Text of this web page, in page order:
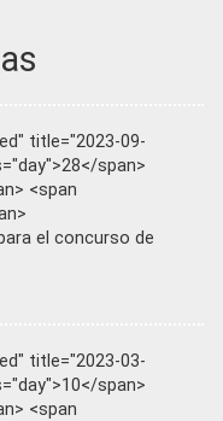
title="2023-09-
span>
<span
el concurso de
title="2023-03-
span>
<span